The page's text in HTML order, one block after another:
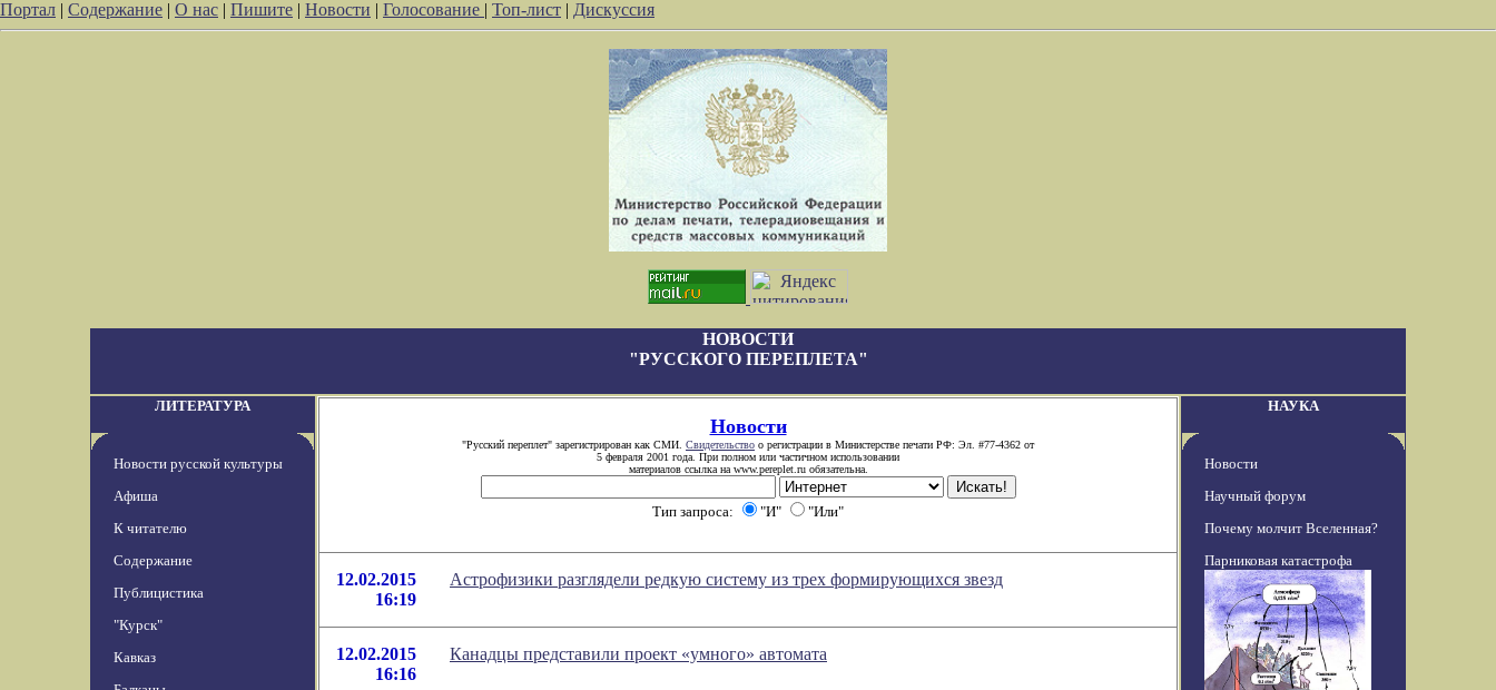
Портал | Содержание | О нас | Пишите | Новости | Голосование | Топ-лист | Дискуссия
НОВОСТИ
"РУССКОГО ПЕРЕПЛЕТА"
ЛИТЕРАТУРА
Новости русской культуры
Афиша
К читателю
Содержание
Публицистика
"Курск"
Кавказ
Новости
"Русский переплет" зарегистрирован как СМИ. Свидетельство о регистрации в Министерстве печати РФ: Эл. #77-4362 от
5 февраля 2001 года. При полном или частичном использовании
материалов ссылка на www.pereplet.ru обязательна.
Тип запроса: "И" "Или"
12.02.2015
16:19
Астрофизики разглядели редкую систему из трех формирующихся звезд
12.02.2015
16:16
Канадцы представили проект «умного» автомата
НАУКА
Новости
Научный форум
Почему молчит Вселенная?
Парниковая катастрофа